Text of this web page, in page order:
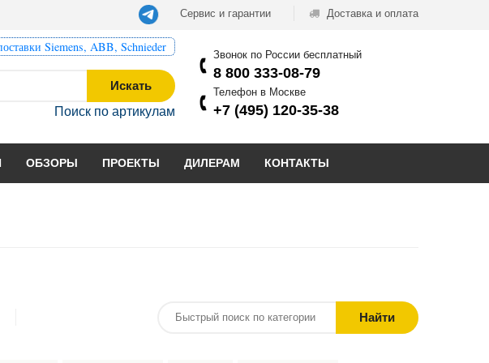
Сервис и гарантии Доставка и оплата
Siemens, ABB, Schnieder
Искать
Поиск по артикулам
Звонок по России бесплатный
8 800 333-08-79
Телефон в Москве
+7 (495) 120-35-38
ОБЗОРЫ ПРОЕКТЫ ДИЛЕРАМ КОНТАКТЫ
Найти